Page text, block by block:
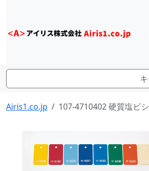
Airis1.co.jp 107-4710402 硬質塩ビ